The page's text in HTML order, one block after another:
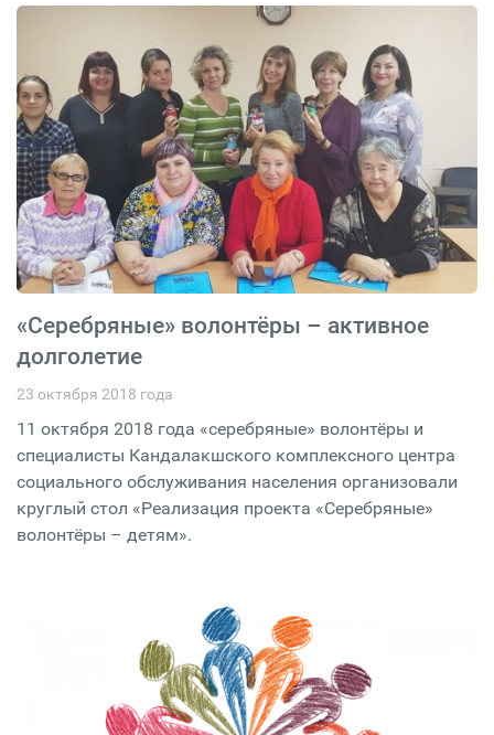
«Серебряные» волонтёры – активное
долголетие
23 октября 2018 года
11 октября 2018 года «серебряные» волонтёры и
специалисты Кандалакшского комплексного центра
социального обслуживания населения организовали
круглый стол «Реализация проекта «Серебряные»
волонтёры – детям».